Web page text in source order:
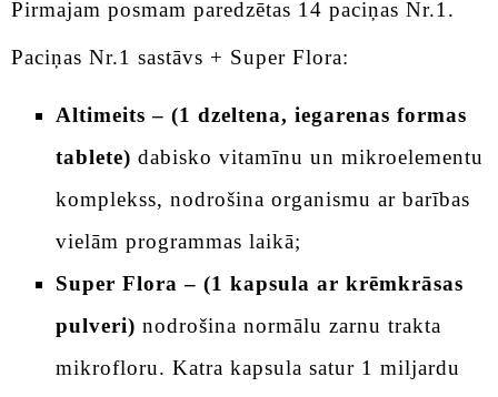
Pirmajam posmam paredzētas 14 paciņas Nr.1.
Paciņas Nr.1 sastāvs + Super Flora:
Altimeits – (1 dzeltena, iegarenas formas
tablete) dabisko vitamīnu un mikroelementu
komplekss, nodrošina organismu ar barības
vielām programmas laikā;
Super Flora – (1 kapsula ar krēmkrāsas
pulveri) nodrošina normālu zarnu trakta
mikrofloru. Katra kapsula satur 1 miljardu